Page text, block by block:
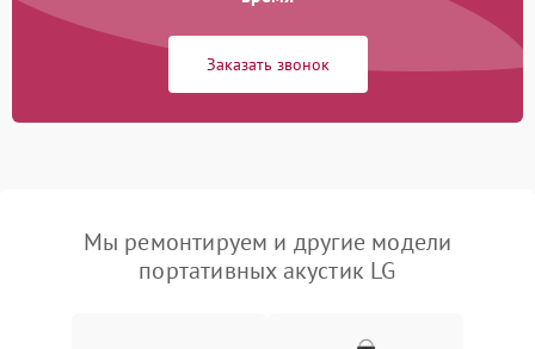
Заказать звонок
Мы ремонтируем и другие модели
портативных акустик LG